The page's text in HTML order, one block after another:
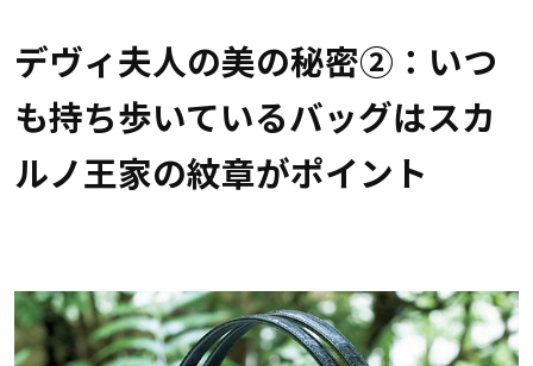
デヴィ夫人の美の秘密②：いつ
も持ち歩いているバッグはスカ
ルノ王家の紋章がポイント